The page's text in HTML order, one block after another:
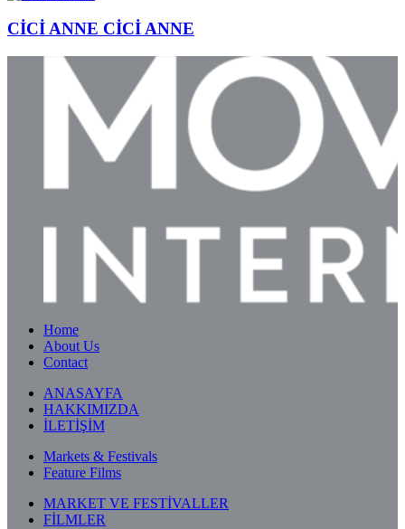
CİCİ ANNE CİCİ ANNE
Home
About Us
Contact
ANASAYFA
HAKKIMIZDA
İLETİŞİM
Markets & Festivals
Feature Films
MARKET VE FESTİVALLER
FİLMLER